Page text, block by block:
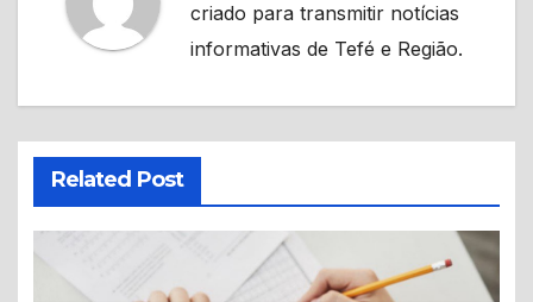
criado para transmitir notícias
informativas de Tefé e Região.
Related Post